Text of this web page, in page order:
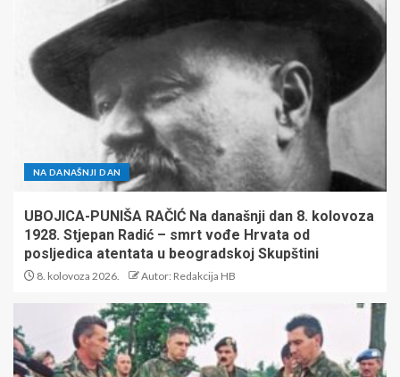
NA DANAŠNJI DAN
UBOJICA-PUNIŠA RAČIĆ Na današnji dan 8. kolovoza
1928. Stjepan Radić – smrt vođe Hrvata od
posljedica atentata u beogradskoj Skupštini
8. kolovoza 2026. Autor: Redakcija HB